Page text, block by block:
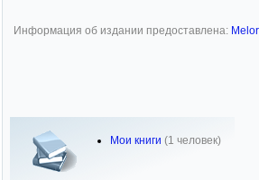
Информация об издании предоставлена:
Мои книги (1 человек)